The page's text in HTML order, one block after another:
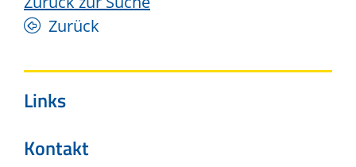
Zurück
Links
Kontakt